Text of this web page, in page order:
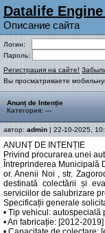
Datalife
Описание сайта
Логин:
Пароль:
Регистрация на сайте!
Вы просматриваете
Anunț de Intenție
Категория: ---
автор: admin | 22-10-2025,
ANUNȚ DE INTENȚIE
Privind procurarea unei
Întreprinderea Municipală
or. Anenii Noi , str.
destinată colectării și
serviciilor de salubrizare
Specificații generale
• Tip vehicul:
• An fabricație: [2012-2019]